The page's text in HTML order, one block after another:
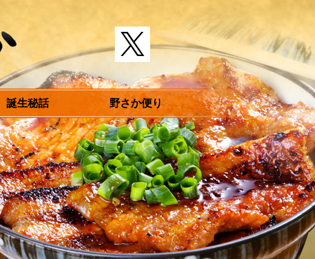
誕生秘話 野さか便り